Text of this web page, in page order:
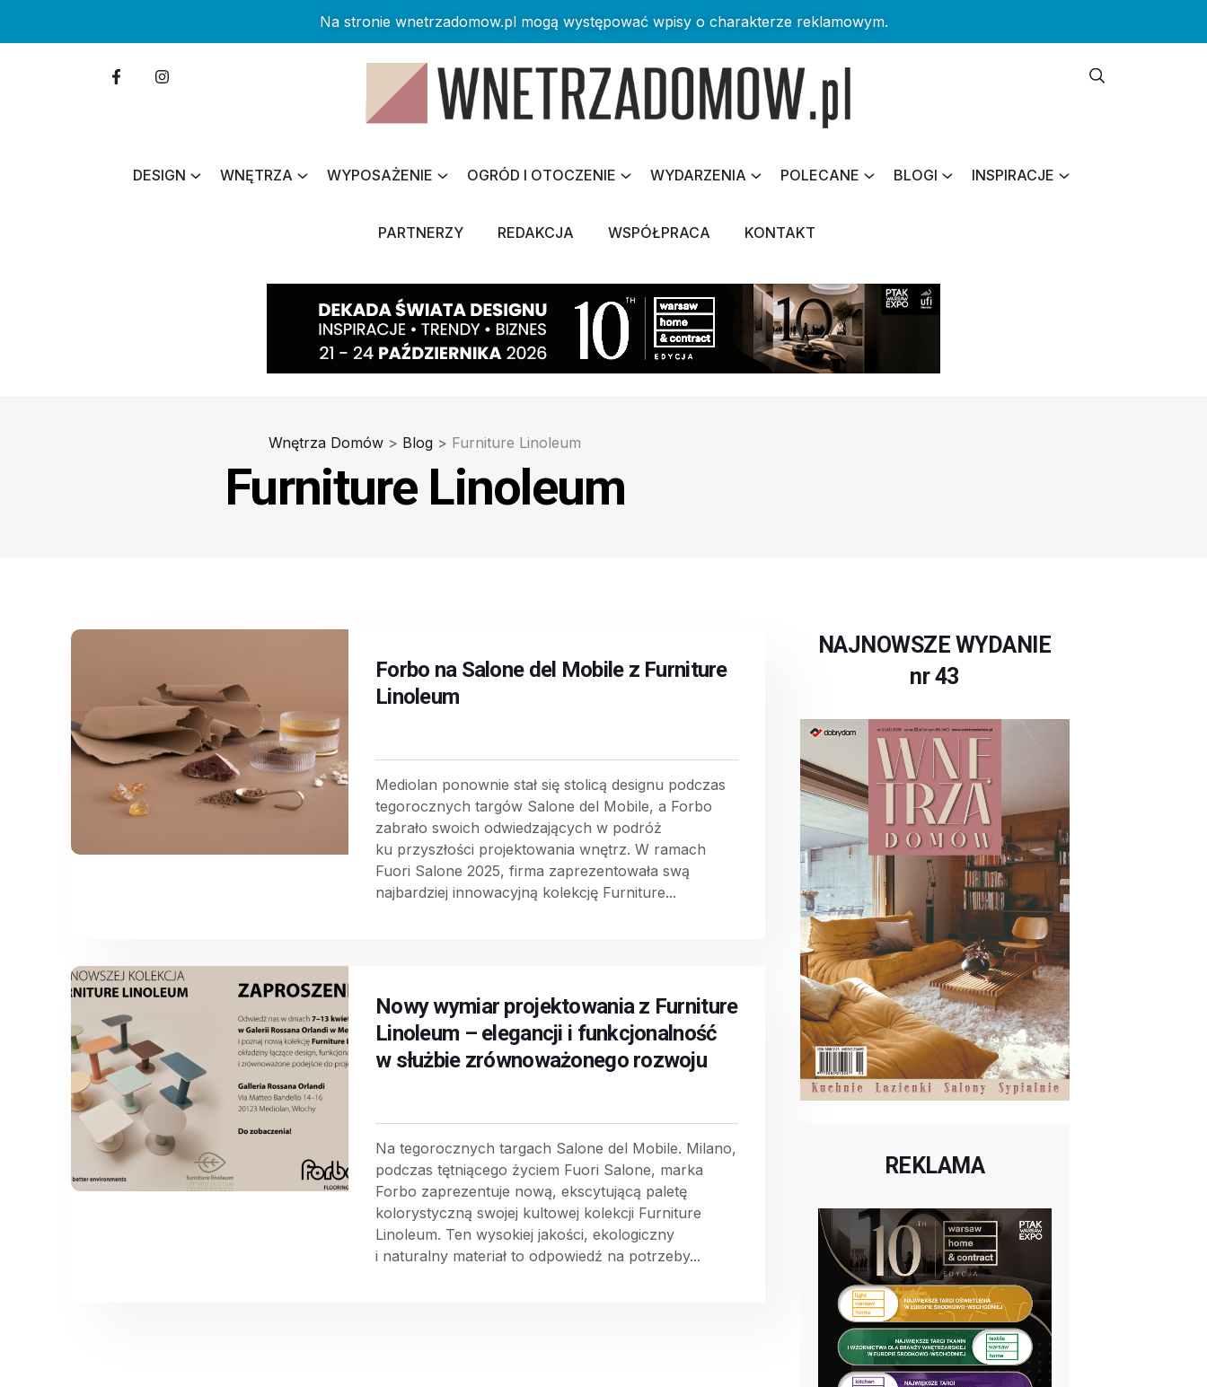
Na stronie wnetrzadomow.pl mogą występować wpisy o charakterze reklamowym.
DESIGN WNĘTRZA WYPOSAŻENIE OGRÓD I OTOCZENIE WYDARZENIA POLECANE BLOGI INSPIRACJE
PARTNERZY REDAKCJA WSPÓŁPRACA KONTAKT
Wnętrza Domów > Blog > Furniture Linoleum
Furniture Linoleum
Forbo na Salone del Mobile z Furniture
Linoleum
Mediolan ponownie stał się stolicą designu podczas
tegorocznych targów Salone del Mobile, a Forbo
zabrało swoich odwiedzających w podróż
ku przyszłości projektowania wnętrz. W ramach
Fuori Salone 2025, firma zaprezentowała swą
najbardziej innowacyjną kolekcję Furniture...
Nowy wymiar projektowania z Furniture
Linoleum – elegancji i funkcjonalność
w służbie zrównoważonego rozwoju
Na tegorocznych targach Salone del Mobile. Milano,
podczas tętniącego życiem Fuori Salone, marka
Forbo zaprezentuje nową, ekscytującą paletę
kolorystyczną swojej kultowej kolekcji Furniture
Linoleum. Ten wysokiej jakości, ekologiczny
i naturalny materiał to odpowiedź na potrzeby...
NAJNOWSZE WYDANIE
nr 43
REKLAMA